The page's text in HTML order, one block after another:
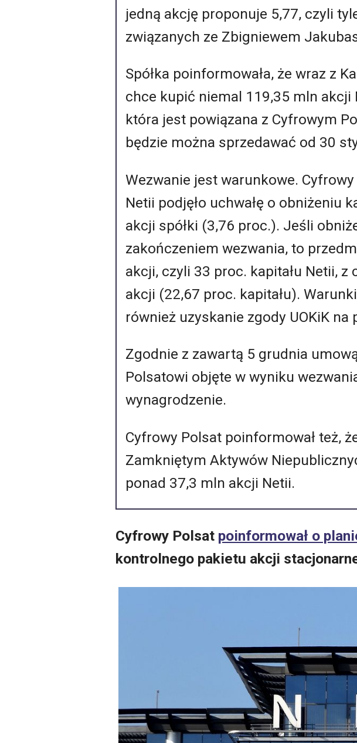
jedną akcję proponuje 5,77, czyli
związanych ze Zbigniewem
Spółka poinformowała, że wraz z
chce kupić niemal 119,35 mln
która jest powiązana z Cyfrowym
będzie można sprzedawać od 30
Wezwanie jest warunkowe.
Netii podjęło uchwałę o obniżeniu
akcji spółki (3,76 proc.). Jeśli
zakończeniem wezwania, to
akcji, czyli 33 proc. kapitału Netii,
akcji (22,67 proc. kapitału).
również uzyskanie zgody UOKiK
Zgodnie z zawartą 5 grudnia
Polsatowi objęte w wyniku
wynagrodzenie.
Cyfrowy Polsat poinformował też,
Zamkniętym Aktywów
ponad 37,3 mln akcji Netii.
Cyfrowy Polsat poinformował o
kontrolnego pakietu akcji